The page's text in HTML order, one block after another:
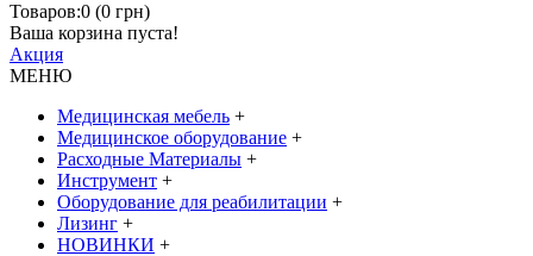
Товаров:0 (0 грн)
Ваша корзина пуста!
Акция
МЕНЮ
Медицинская мебель +
Медицинское оборудование +
Расходные Материалы +
Инструмент +
Оборудование для реабилитации +
Лизинг +
НОВИНКИ +